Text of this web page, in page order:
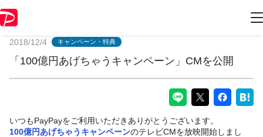
2018/12/4 キャンペーン・特典
「100億円あげちゃうキャンペーン」CMを公開
いつもPayPayをご利用いただきありがとうございます。
100億円あげちゃうキャンペーンのテレビCMを放映開始しまし